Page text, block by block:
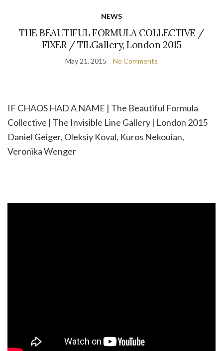
NEWS
THE BEAUTIFUL FORMULA COLLECTIVE /
FIXER / TILGallery, London 2015
May 21, 2015 No Comments
IF CHAOS HAD A NAME | The Beautiful Formula
Collective | The Invisible Line Gallery | London 2015
Daniel Geiger, Oleksiy Koval, Kuros Nekouian,
Veronika Wenger